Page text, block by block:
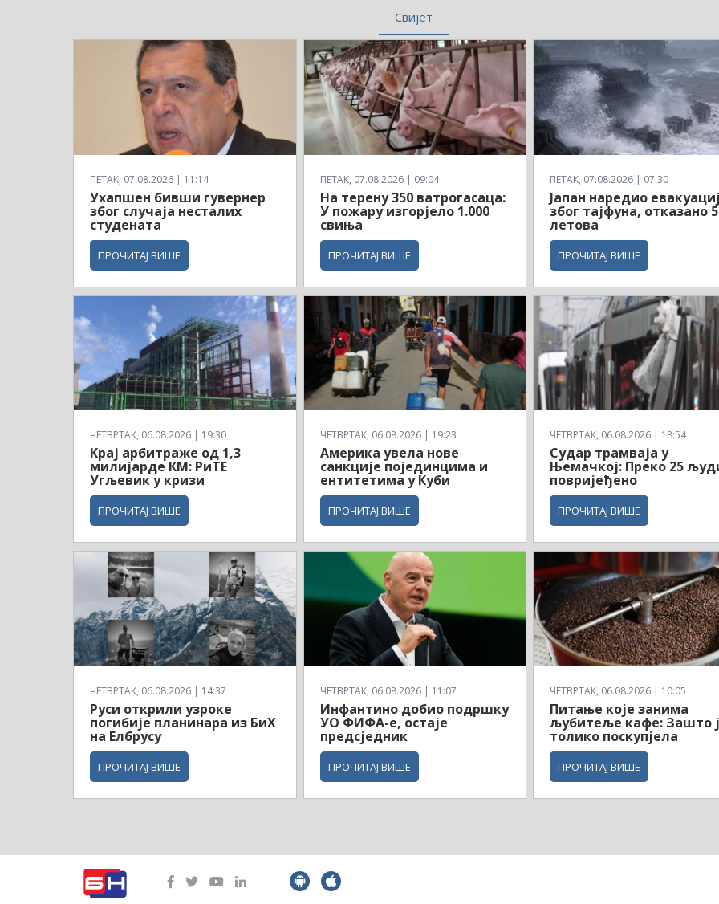
Свијет
ПЕТАК, 07.08.2026 | 11:14
Ухапшен бивши гувернер
због случаја несталих
студената
ПРОЧИТАЈ ВИШЕ
ПЕТАК, 07.08.2026 | 09:04
На терену 350 ватрогасаца:
У пожару изгорјело 1.000
свиња
ПРОЧИТАЈ ВИШЕ
ПЕТАК, 07.08.2026 | 07:30
Јапан наредио
због тајфуна, отказано
летова
ПРОЧИТАЈ ВИШЕ
ЧЕТВРТАК, 06.08.2026 | 19:30
Крај арбитраже од 1,3
милијарде КМ: РиТЕ
Угљевик у кризи
ПРОЧИТАЈ ВИШЕ
ЧЕТВРТАК, 06.08.2026 | 19:23
Америка увела нове
санкције појединцима и
ентитетима у Куби
ПРОЧИТАЈ ВИШЕ
ЧЕТВРТАК, 06.08.2026 | 18:54
Судар трамваја у
Њемачкој: Преко 25
повријеђено
ПРОЧИТАЈ ВИШЕ
ЧЕТВРТАК, 06.08.2026 | 14:37
Руси открили узроке
погибије планинара из БиХ
на Елбрусу
ПРОЧИТАЈ ВИШЕ
ЧЕТВРТАК, 06.08.2026 | 11:07
Инфантино добио подршку
УО ФИФА-е, остаје
предсједник
ПРОЧИТАЈ ВИШЕ
ЧЕТВРТАК, 06.08.2026 | 10:05
Питање које занима
љубитеље кафе: Зашто
толико поскупјела
ПРОЧИТАЈ ВИШЕ